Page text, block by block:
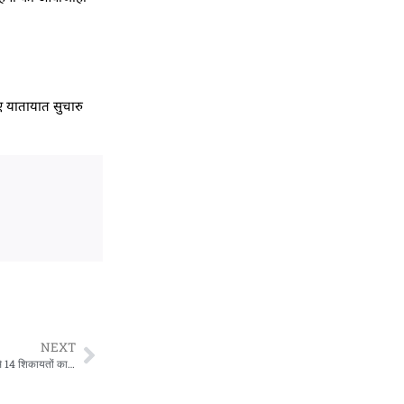
यातायात सुचारु
NEXT
प्रशासन गांव की ओरः न्याय पंचायत सुआखोली में कैबिनेट मंत्री ने सुनी जन समस्याएं, 33 में से 14 शिकायतों का मौके पर निस्तारण